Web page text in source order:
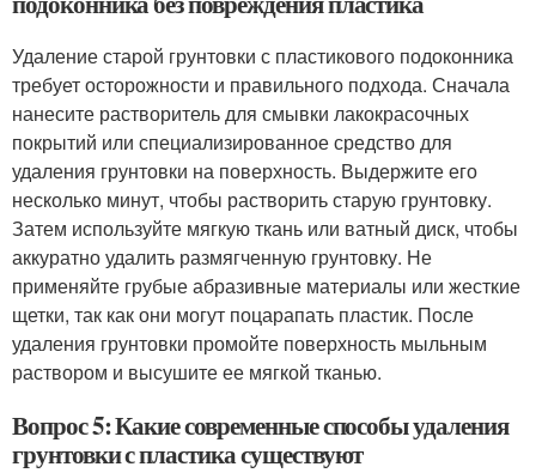
Удаление старой грунтовки с пластикового подоконника
требует осторожности и правильного подхода. Сначала
нанесите растворитель для смывки лакокрасочных
покрытий или специализированное средство для
удаления грунтовки на поверхность. Выдержите его
несколько минут, чтобы растворить старую грунтовку.
Затем используйте мягкую ткань или ватный диск, чтобы
аккуратно удалить размягченную грунтовку. Не
применяйте грубые абразивные материалы или жесткие
щетки, так как они могут поцарапать пластик. После
удаления грунтовки промойте поверхность мыльным
раствором и высушите ее мягкой тканью.
Вопрос 5: Какие современные способы удаления
грунтовки с пластика существуют